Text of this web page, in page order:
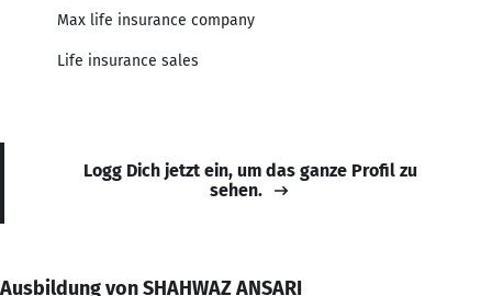
Max life insurance company
Life insurance sales
Logg Dich jetzt ein, um das ganze Profil zu
sehen.
Ausbildung von SHAHWAZ ANSARI